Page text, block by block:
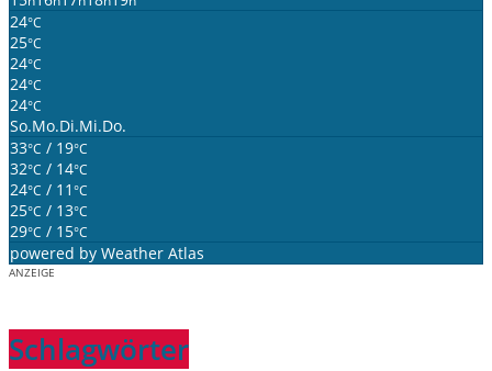
24°C
25°C
24°C
24°C
24°C
So.Mo.Di.Mi.Do.
33°C / 19°C
32°C / 14°C
24°C / 11 °C
25°C / 13°C
29°C / 15°C
powered by Weather Atlas
ANZEIGE
Schlagwörter